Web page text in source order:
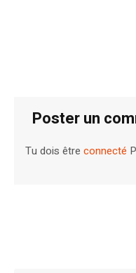
Poster un
Tu dois êtreconnecté